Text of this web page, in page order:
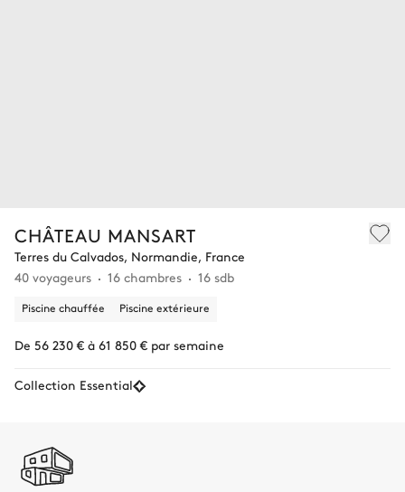
CHÂTEAU MANSART
Terres du Calvados, Normandie, France
40 voyageurs
16 chambres 16 sdb
Piscine chauffée Piscine extérieure
De 56 230 € à 61 850 € par semaine
Collection Essential